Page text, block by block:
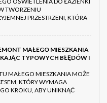
TWORZENIU
PRZESTRZENI, KTÓRA
MAŁEGO MIESZKANIA
TYPOWYCH BŁĘDÓW I
MAŁEGO MIESZKANIA MOŻE
KTÓRY WYMAGA
KROKU, ABY UNIKNĄĆ